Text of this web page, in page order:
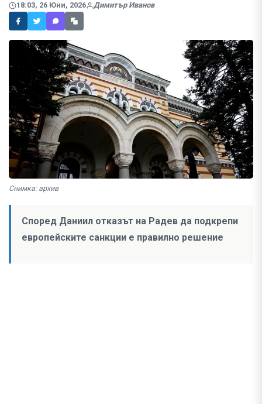
18:03, 26 Юни, 2026 Димитър Иванов
Снимка: архив
Според Даниил отказът на Радев да подкрепи
европейските санкции е правилно решение